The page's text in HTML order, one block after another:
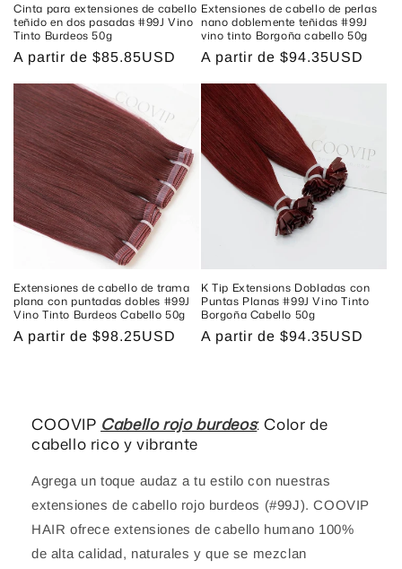
Cinta para extensiones de cabello
teñido en dos pasadas #99J Vino
Tinto Burdeos 50g
Precio
A partir de $85.85USD
Extensiones de cabello de perlas
nano doblemente teñidas #99J
vino tinto Borgoña cabello 50g
Precio
A partir de $94.35USD
Extensiones de cabello de trama
plana con puntadas dobles #99J
Vino Tinto Burdeos Cabello 50g
Precio
A partir de $98.25USD
K Tip Extensions Dobladas con
Puntas Planas #99J Vino Tinto
Borgoña Cabello 50g
Precio
A partir de $94.35USD
COOVIP Cabello rojo burdeos: Color de
cabello rico y vibrante
Agrega un toque audaz a tu estilo con nuestras
extensiones de cabello rojo burdeos (#99J). COOVIP
HAIR ofrece extensiones de cabello humano 100%
de alta calidad, naturales y que se mezclan